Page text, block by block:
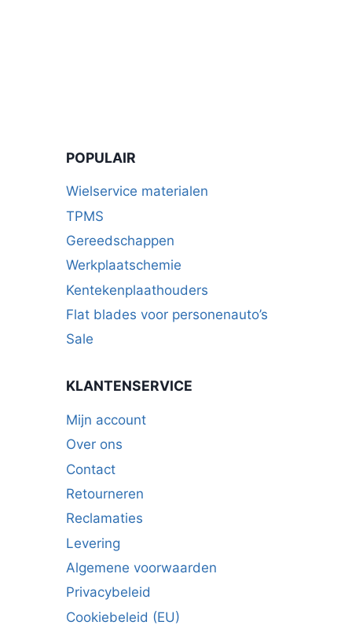
POPULAIR
Wielservice materialen
TPMS
Gereedschappen
Werkplaatschemie
Kentekenplaathouders
Flat blades voor personenauto’s
Sale
KLANTENSERVICE
Mijn account
Over ons
Contact
Retourneren
Reclamaties
Levering
Algemene voorwaarden
Privacybeleid
Cookiebeleid (EU)